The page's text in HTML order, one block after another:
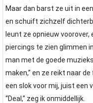
Maar dan barst ze uit in
en schuift zichzelf
leunt ze opnieuw
piercings te zien glimmen
man met de goede
maken,” en ze reikt naar
een slok voor mij, juist een
“Deal,” zeg ik onmiddellijk.